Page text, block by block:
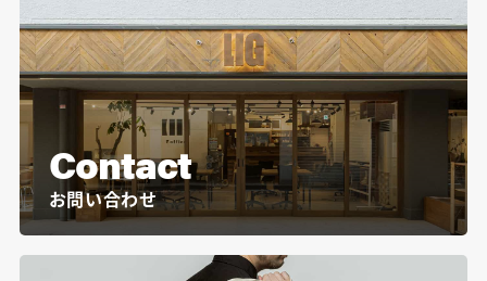
Contact
お問い合わせ